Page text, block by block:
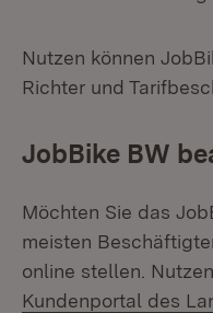
Nutzen können
Richter und
JobBike BW
Möchten Sie das
meisten
online stellen.
Kundenportal des